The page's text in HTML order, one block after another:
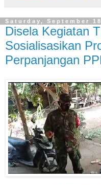
Saturday, September
Disela Kegiatan
Sosialisasikan
Perpanjangan